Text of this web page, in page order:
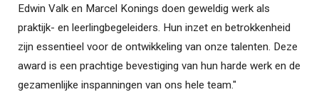
Edwin Valk en Marcel Konings doen geweldig werk als
praktijk- en leerlingbegeleiders. Hun inzet en betrokkenheid
zijn essentieel voor de ontwikkeling van onze talenten. Deze
award is een prachtige bevestiging van hun harde werk en de
gezamenlijke inspanningen van ons hele team."